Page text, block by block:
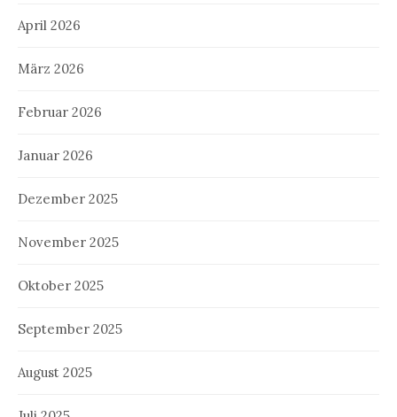
April 2026
März 2026
Februar 2026
Januar 2026
Dezember 2025
November 2025
Oktober 2025
September 2025
August 2025